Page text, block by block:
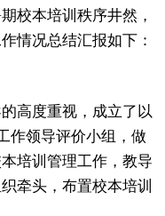
校本培训秩序井然，
情况总结汇报如下：
高度重视，成立了以
作领导评价小组，做
培训管理工作，教导
牵头，布置校本培训